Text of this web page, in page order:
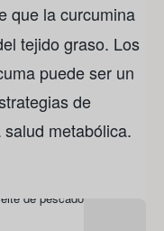
que la curcumina
tejido graso. Los
puede ser un
de
metabólica.